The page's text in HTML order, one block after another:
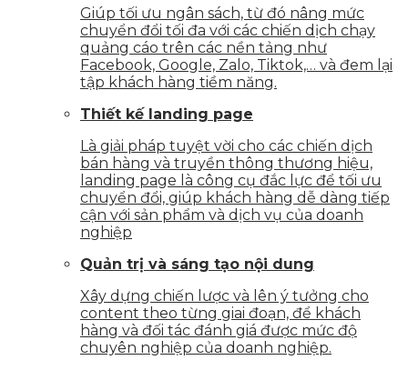
Giúp tối ưu ngân sách, từ đó nâng mức
chuyển đổi tối đa với các chiến dịch chạy
quảng cáo trên các nền tảng như
Facebook, Google, Zalo, Tiktok,… và đem lại
tập khách hàng tiềm năng.
Thiết kế landing page
Là giải pháp tuyệt vời cho các chiến dịch
bán hàng và truyền thông thương hiệu,
landing page là công cụ đắc lực để tối ưu
chuyển đổi, giúp khách hàng dễ dàng tiếp
cận với sản phẩm và dịch vụ của doanh
nghiệp
Quản trị và sáng tạo nội dung
Xây dựng chiến lược và lên ý tưởng cho
content theo từng giai đoạn, để khách
hàng và đối tác đánh giá được mức độ
chuyên nghiệp của doanh nghiệp.